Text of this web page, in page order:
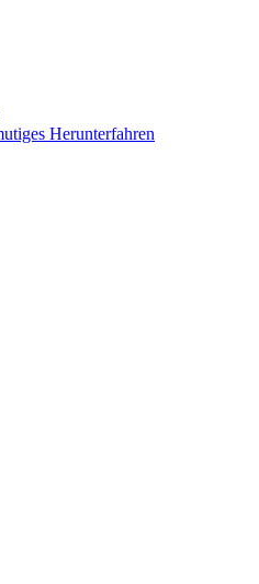
Herunterfahren